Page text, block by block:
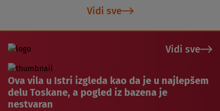
Vidi sve
Vidi sve
Ova vila u Istri izgleda kao da je u najlepšem
delu Toskane, a pogled iz bazena je
nestvaran